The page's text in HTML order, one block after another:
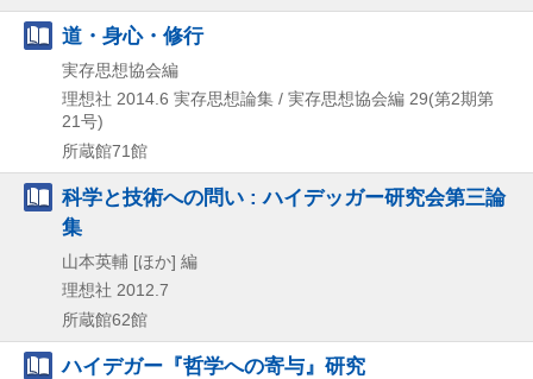
道・身心・修行
実存思想協会編
理想社 2014.6 実存思想論集 / 実存思想協会編 29(第2期第
21号)
所蔵館71館
科学と技術への問い : ハイデッガー研究会第三論
集
山本英輔 [ほか] 編
理想社 2012.7
所蔵館62館
ハイデガー『哲学への寄与』研究